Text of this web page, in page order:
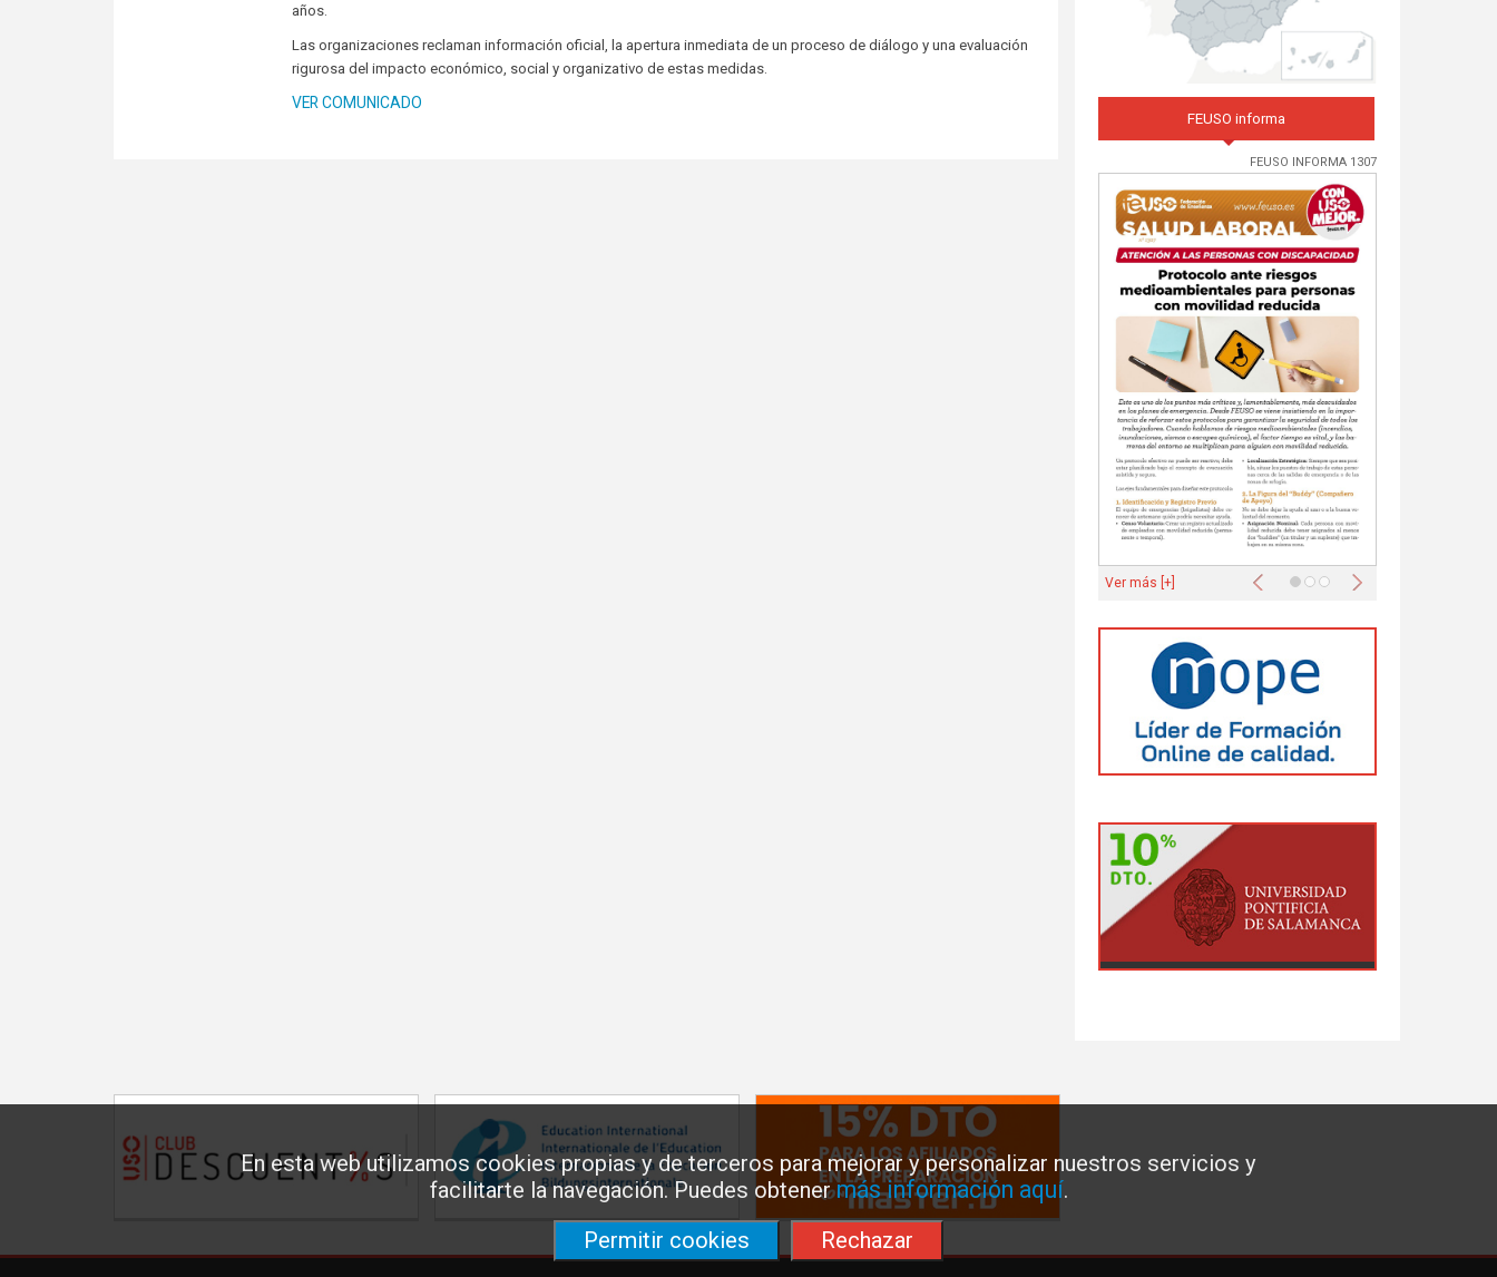
En esta web utilizamos cookies propias y de terceros para mejorar y personalizar nuestros servicios y
facilitarte la navegación. Puedes obtenermás información aquí.
Permitir cookies
Rechazar
años.
Las organizaciones reclaman información oficial, la apertura inmediata de un proceso de diálogo y una evaluación
rigurosa del impacto económico, social y organizativo de estas medidas.
VER COMUNICADO
FEUSO informa
FEUSO INFORMA 1307
Anterior Siguiente
Ver más [+]